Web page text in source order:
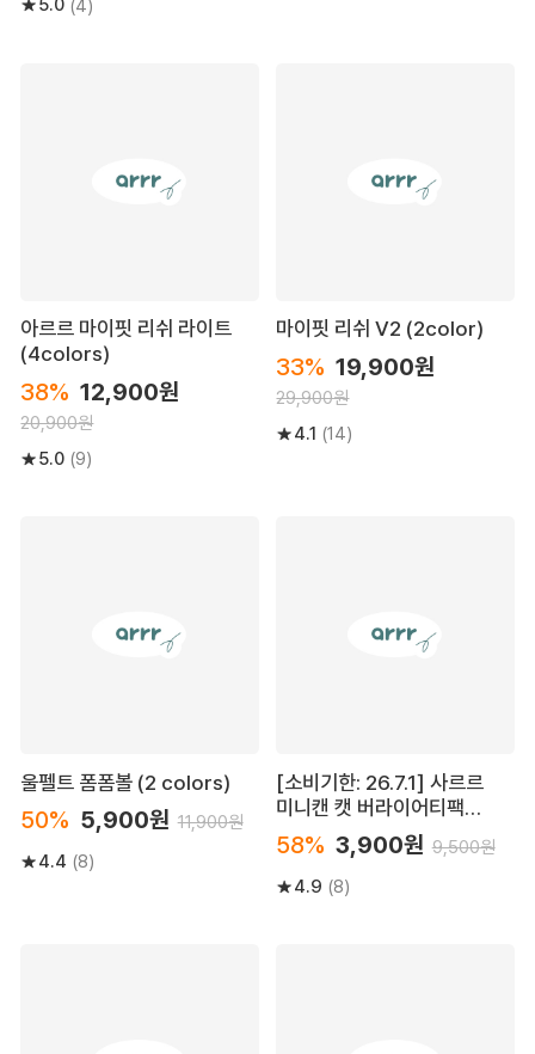
5.0 (4)
아르르 마이핏 리쉬 라이트
(4colors)
38% 12,900원
20,900원
5.0 (9)
마이핏 리쉬 V2 (2color)
33% 19,900원
29,900원
4.1 (14)
울펠트 폼폼볼 (2 colors)
50% 5,900원 11,900원
4.4 (8)
[소비기한: 26.7.1] 사르르
미니캔 캣 버라이어티팩
120g (30g*4ea)
58% 3,900원 9,500원
4.9 (8)